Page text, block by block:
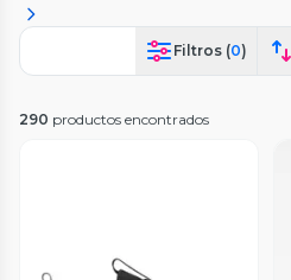
Filtros (0)
290 productos encontrados